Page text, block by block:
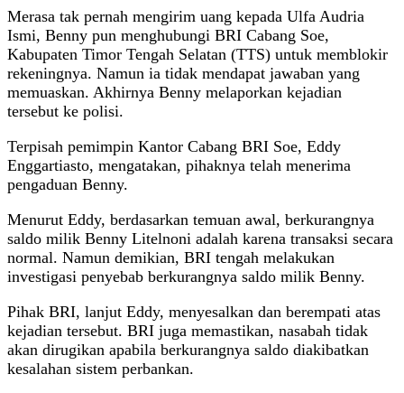
Merasa tak pernah mengirim uang kepada Ulfa Audria
Ismi, Benny pun menghubungi BRI Cabang Soe,
Kabupaten Timor Tengah Selatan (TTS) untuk memblokir
rekeningnya. Namun ia tidak mendapat jawaban yang
memuaskan. Akhirnya Benny melaporkan kejadian
tersebut ke polisi.
Terpisah pemimpin Kantor Cabang BRI Soe, Eddy
Enggartiasto, mengatakan, pihaknya telah menerima
pengaduan Benny.
Menurut Eddy, berdasarkan temuan awal, berkurangnya
saldo milik Benny Litelnoni adalah karena transaksi secara
normal. Namun demikian, BRI tengah melakukan
investigasi penyebab berkurangnya saldo milik Benny.
Pihak BRI, lanjut Eddy, menyesalkan dan berempati atas
kejadian tersebut. BRI juga memastikan, nasabah tidak
akan dirugikan apabila berkurangnya saldo diakibatkan
kesalahan sistem perbankan.